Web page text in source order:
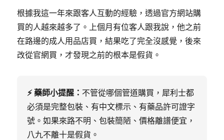
根據我這一年來跟客人互動的經驗，透過官方網站購
買的人越來越多了。上個月有位客人跟我說，他之前
在路邊的成人用品店買，結果吃了完全沒感覺，後來
改從官網買，才發現之前的根本是假貨。
⚡ 藥師小提醒： 不管從哪個管道購買，犀利士都
必須是完整包裝、有中文標示、有藥品許可證字
號。如果來路不明、包裝簡陋、價格離譜便宜，
八九不離十是假貨。